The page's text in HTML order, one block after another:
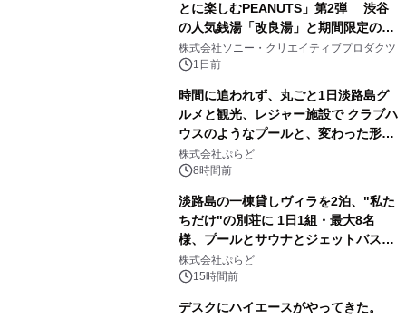
とに楽しむPEANUTS」第2弾 渋谷
の人気銭湯「改良湯」と期間限定のコ
ラボレーション サウナイキタイコラ
ボグッズも発売決定！
株式会社ソニー・クリエイティブプロダクツ
1日前
時間に追われず、丸ごと1日淡路島グ
ルメと観光、レジャー施設で クラブハ
ウスのようなプールと、変わった形の
サウナも 「THE BOXY AWAJI」のお
得な素泊まり連泊プランで
株式会社ぷらど
8時間前
淡路島の一棟貸しヴィラを2泊、"私た
ちだけ"の別荘に 1日1組・最大8名
様、プールとサウナとジェットバス付
きで Villa Mon Temps AWAJIの連泊
素泊りプラン
株式会社ぷらど
15時間前
デスクにハイエースがやってきた。